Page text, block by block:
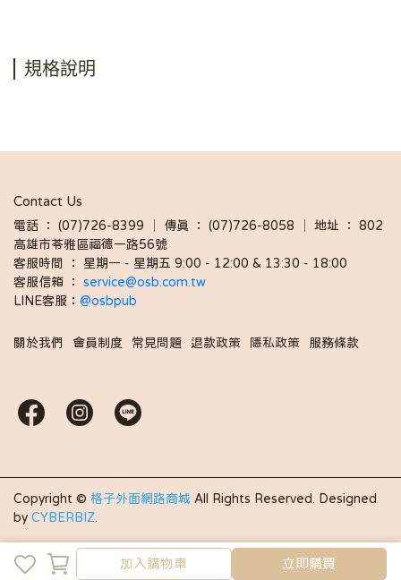
加入購物車 立即購買
規格說明
Contact Us
電話 ： (07)726-8399 │ 傳真 ： (07)726-8058 │ 地址 ： 802
高雄市苓雅區福德一路56號
客服時間 ： 星期一 - 星期五 9:00 - 12:00 & 13:30 - 18:00
客服信箱 ： service@osb.com.tw
LINE客服： @osbpub
關於我們 會員制度 常見問題 退款政策 隱私政策 服務條款
Copyright © 格子外面網路商城 All Rights Reserved. Designed
by CYBERBIZ.